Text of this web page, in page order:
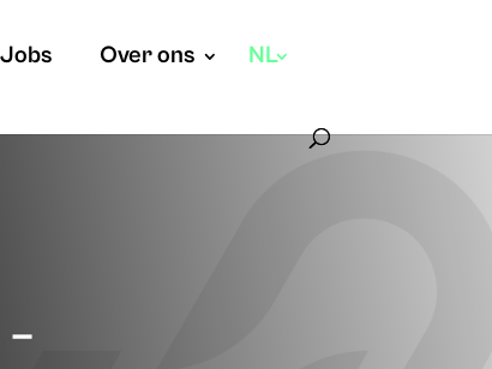
Jobs Over ons NL